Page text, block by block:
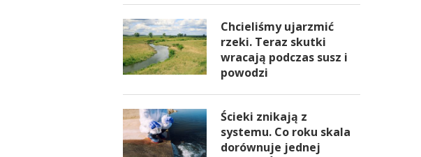
Chcieliśmy ujarzmić
rzeki. Teraz skutki
wracają podczas susz i
powodzi
Ścieki znikają z
systemu. Co roku skala
dorównuje jednej